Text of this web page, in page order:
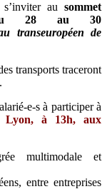
au sommet
du 28 au 30
transeuropéen de
transports traceront
e-s à participer à
Lyon, à 13h, aux
multimodale et
entre entreprises